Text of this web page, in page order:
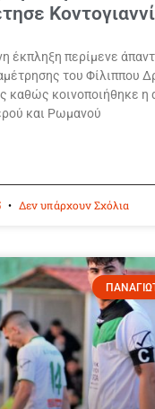
έκπληξη περίμενε
του Φίλιππου
καθώς κοινοποιήθηκε η
και Ρωμανού
Δεν υπάρχουν Σχόλια